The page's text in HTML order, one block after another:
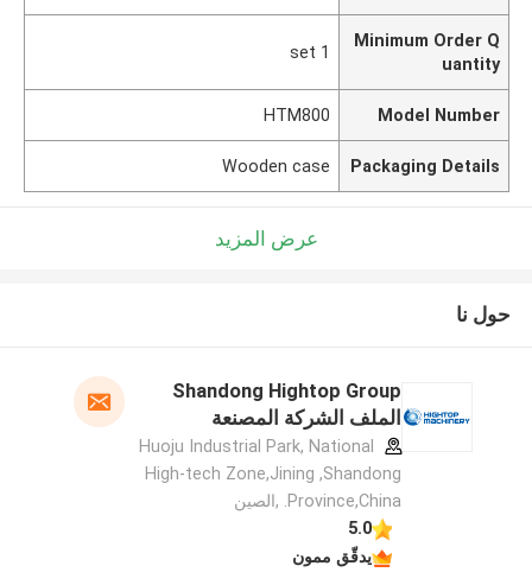
Minimum Order Q
uantity
1 set
Model Number
HTM800
Packaging Details
Wooden case
عرض المزيد
حول نا
Shandong Hightop Group
الملف الشركة المصنعة
Huoju Industrial Park, National
High-tech Zone,Jining ,Shandong
Province,China. ,الصين
5.0
يدقّق ممون